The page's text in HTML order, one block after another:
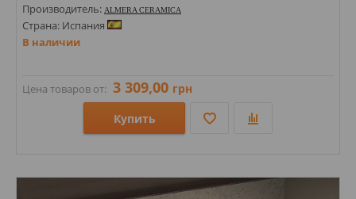
Производитель: ALMERA CERAMICA
Страна: Испания
В наличии
Цена товаров от: 3 309,00 грн
Купить
Стили: Под мрамор;